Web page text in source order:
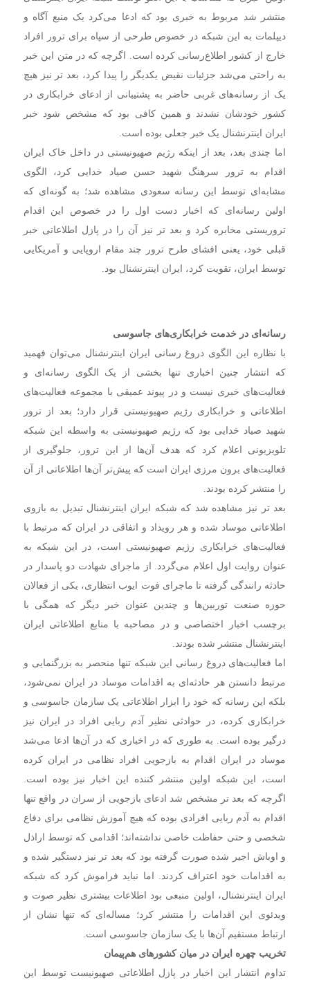
منتشر شد مربوط به خبری بود که ادعا می‌کرد یک منبع آگاه و
دیپلمات به این شبکه در خصوص طرحی از سپاه برای ترور افراد
خارج از کشور اطلاع‌رسانی کرده است. اگرچه که در متن این خبر
به راحتی می‌شد جزئیات نقیض یکدیگر را پیدا کرد، بعد تر نیز هیچ
یک از رسانه‌های غربی حاضر به پشتیبانی از ادعای خرابکاری در
کشور خودشان نشدند و همین کافی بود که مشخص شود خبر
ایران اینترنشنال یک خبر جعلی بوده است.
اما چندی بعد،‌ بعد از اینکه رژیم صهیونیستی در داخل خاک ایران
اقدام به ترور سرهنگ شهید حسن صیاد خدایی کرد، الگوی
مشابه‌ای توسط این رسانه سعودی مشاهده شد؛ به گونه‌ای که
اولین رسانه‌ای که اخبار دست اول را در خصوص این اقدام
تروریستی مخابره ‌کرد و بعد تر نیز آن را در پازل اطلاعاتی خبر
قبلی خود، یعنی افشای طرح ترور چند مقام اروپایی و آمریکایی
توسط ایران، تقویت کرد، ایران اینترنشنال بود.
رسانه‌ای در خدمت خرابکاری‌های جاسوسی
با نظاره این الگوی دروغ رسانی ایران اینترنشنال می‌توان فهمید
که انتشار چنین اخباری تنها بخشی از یک الگوی رسانه‌ای و
فعالیت‌های خبری نیست و در پیوند عمیقی با مجموعه فعالیت‌های
اطلاعاتی و خرابکاری رژیم صهیونیستی قرار دارد؛ بعد از ترور
شهید صیاد خدایی بود که رژیم صهیونیستی به واسطه این شبکه
تلویزیونی اعلام کرد که هدف آن‌ها از این ترور، جلوگیری از
فعالیت‌های برون مرزی ایران است که پیش‌تر آن‌ها اطلاعاتی از آن
را منتشر کرده بودند.
بعد تر نیز مشاهده شد که شبکه ایران اینترنشنال تبدیل به بازوی
اطلاعاتی موساد شده و هر رویداد و اتفاقی در ایران که مرتبط با
فعالیت‌های خرابکاری رژیم صهیونیستی است، در این شبکه به
عنوان روایت اول اعلام می‌گردد. از ماجرای شهادت دو پاسدار در
حادثه رانندگی گرفته تا ماجرای فوت ایوب انتظاری، یکی از فعالان
حوزه صنعت توربین‌ها و چندین عنوان خبر دیگر که همگی با
برچسب اخبار اختصاصی و در مصاحبه با منابع اطلاعاتی ایران
اینترنشنال منتشر شده بودند.
اما فعالیت‌های دروغ رسانی این شبکه تنها منحصر به بزرگنمایی و
مرتبط دانستن هر حادثه‌ای به اقدامات موساد در ایران نمی‌شود،
بلکه این رسانه که خود را ابزار اطلاعاتی یک سازمان جاسوسی و
خرابکاری کرده، در حوادثی نظیر آدم ربایی افراد در ایران نیز
درگیر بوده است. به طوری که در اخباری که در آن‌ها ادعا می‌شد
موساد در ایران اقدام به بازجویی افراد نظامی در ایران کرده
است،‌ این شبکه اولین منتشر کننده این اخبار نیز بوده است.
اگرچه که بعد تر مشخص شد ادعای بازجویی از سران در واقع تنها
اقدام به آدم ربایی افرادی بوده که هیچ آموزش نظامی برای دفاع
شخصی و حتی حفاظت خاصی نداشته‌اند؛ اقدامی که توسط اراذل
و اوباش اجیر شده صورت گرفته بود که بعد تر نیز دستگیر شده و
به اقدامات خود اعتراف کردند. اما نباید فراموش کرد که شبکه
ایران اینترنشنال، اولین منبعی بود اطلاعات بیشتری نظیر صوت و
ویدئوی این اقدامات را منتشر کرد؛ مساله‌ای که تنها نشان از
ارتباط مستقیم آن‌ها با یک سازمان جاسوسی است.
تخریب چهره ایران در میان کشورهای هم‌پیمان
تداوم انتشار این اخبار در پازل اطلاعاتی صهیونیست توسط این